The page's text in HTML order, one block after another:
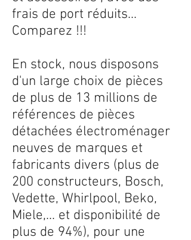
frais de port réduits...
Comparez !!!
En stock, nous disposons
d'un large choix de pièces
de plus de 13 millions de
références de pièces
détachées électroménager
neuves de marques et
fabricants divers (plus de
200 constructeurs, Bosch,
Vedette, Whirlpool, Beko,
Miele,... et disponibilité de
plus de 94%), pour une